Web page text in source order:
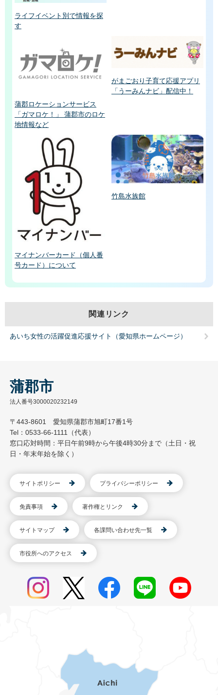
ライフイベント別で情報を探
す
蒲郡ロケーションサービス
「ガマロケ！」 蒲郡市のロケ
地情報など
がまごおり子育て応援アプリ
「うーみんナビ」配信中！
マイナンバーカード（個人番
号カード）について
竹島水族館
関連リンク
あいち女性の活躍促進応援サイト（愛知県ホームページ）
蒲郡市
法人番号3000020232149
〒443-8601 愛知県蒲郡市旭町17番1号
Tel：0533-66-1111（代表）
窓口応対時間：平日午前9時から午後4時30分まで（土日・祝
日・年末年始を除く）
サイトポリシー プライバシーポリシー
免責事項 著作権とリンク
サイトマップ 各課問い合わせ先一覧
市役所へのアクセス